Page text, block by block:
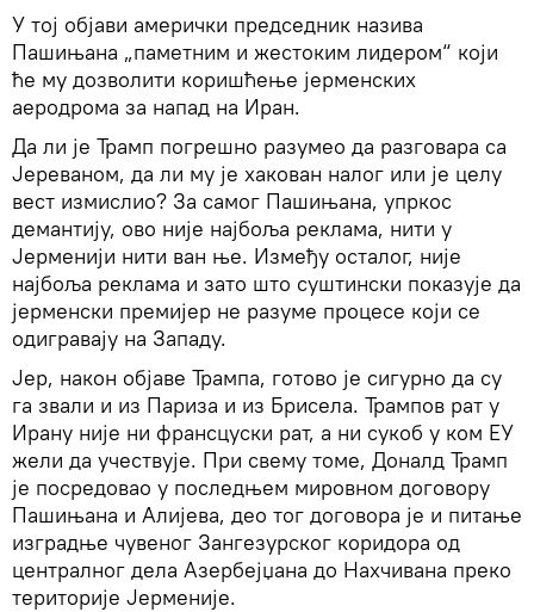
У тој објави амерички председник назива
Пашињана „паметним и жестоким лидером“ који
ће му дозволити коришћење јерменских
аеродрома за напад на Иран.
Да ли је Трамп погрешно разумео да разговара са
Јереваном, да ли му је хакован налог или је целу
вест измислио? За самог Пашињана, упркос
демантију, ово није најбоља реклама, нити у
Јерменији нити ван ње. Између осталог, није
најбоља реклама и зато што суштински показује да
јерменски премијер не разуме процесе који се
одигравају на Западу.
Јер, након објаве Трампа, готово је сигурно да су
га звали и из Париза и из Брисела. Трампов рат у
Ирану није ни франсцуски рат, а ни сукоб у ком ЕУ
жели да учествује. При свему томе, Доналд Трамп
је посредовао у последњем мировном договору
Пашињана и Алијева, део тог договора је и питање
изградње чувеног Зангезурског коридора од
централног дела Азербејџана до Нахчивана преко
територије Јерменије.